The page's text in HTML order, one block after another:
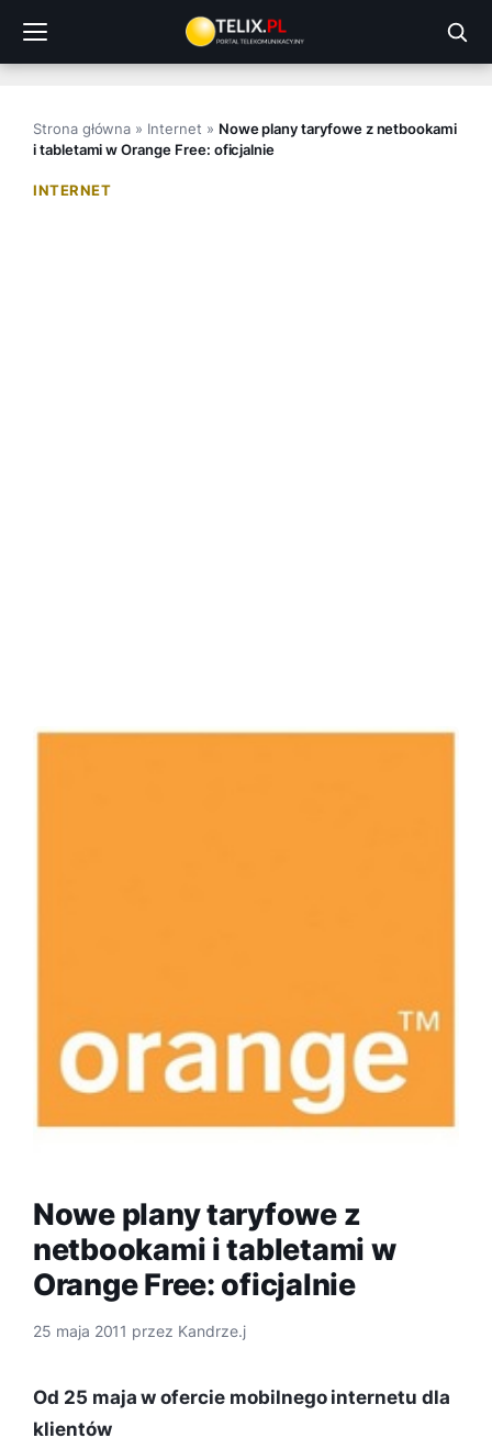
treści
Strona główna » Internet » Nowe plany taryfowe z netbookami
i tabletami w Orange Free: oficjalnie
INTERNET
Nowe plany taryfowe z
netbookami i tabletami w
Orange Free: oficjalnie
25 maja 2011 przez Kandrze.j
Od 25 maja w ofercie mobilnego internetu dla
klientów